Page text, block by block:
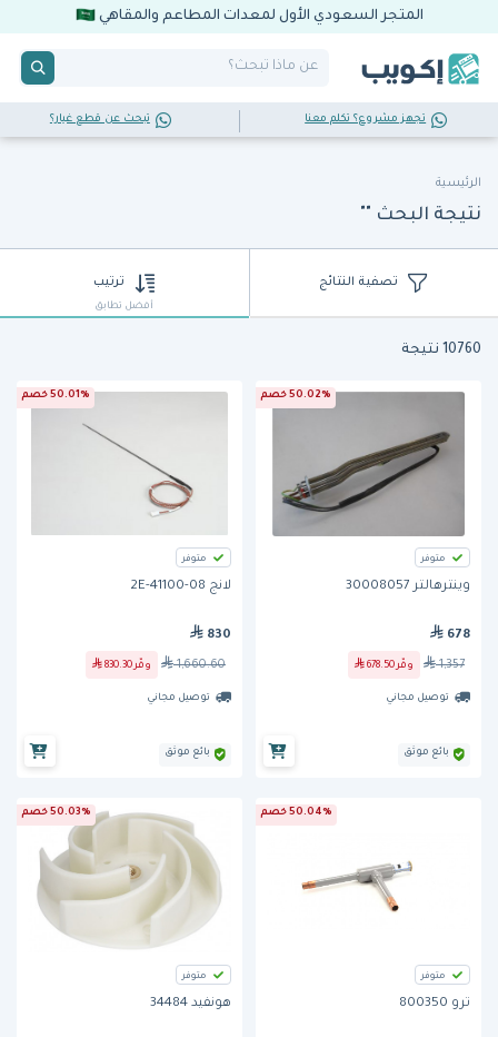
المتجر السعودي الأول لمعدات المطاعم والمقاهي
تجهز مشروع؟ تكلم معنا تبحث عن قطع غيار؟
الرئيسية
نتيجة البحث ""
تصفية النتائج ترتيب
أفضل تطابق
10760 نتيجة
50.02% خصم
متوفر
وينترهالتر 30008057
678
1,357 وفّر 678.50
توصيل مجاني
بائع موثق
50.01% خصم
متوفر
لانج 2E-41100-08
830
1,660.60 وفّر 830.30
توصيل مجاني
بائع موثق
50.04% خصم
متوفر
ترو 800350
50.03% خصم
متوفر
هونفيد 34484